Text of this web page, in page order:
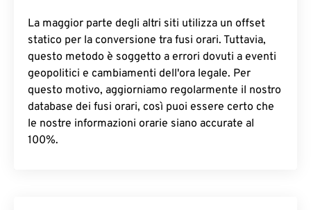
La maggior parte degli altri siti utilizza un offset
statico per la conversione tra fusi orari. Tuttavia,
questo metodo è soggetto a errori dovuti a eventi
geopolitici e cambiamenti dell'ora legale. Per
questo motivo, aggiorniamo regolarmente il nostro
database dei fusi orari, così puoi essere certo che
le nostre informazioni orarie siano accurate al
100%.